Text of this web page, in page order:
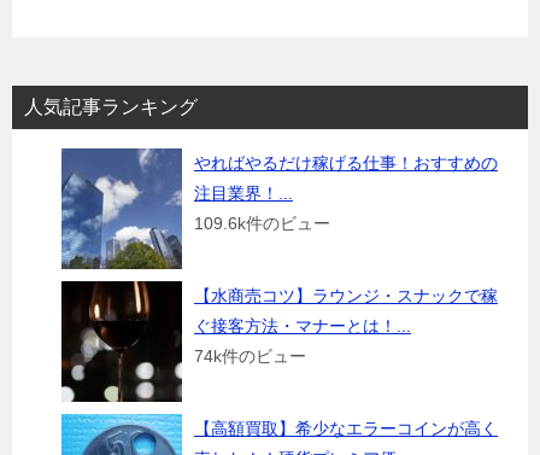
人気記事ランキング
やればやるだけ稼げる仕事！おすすめの
注目業界！...
109.6k件のビュー
【水商売コツ】ラウンジ・スナックで稼
ぐ接客方法・マナーとは！...
74k件のビュー
【高額買取】希少なエラーコインが高く